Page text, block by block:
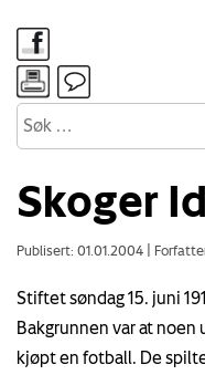
Skoger
Publisert: 01.01.2004
Stiftet søndag 15. juni
Bakgrunnen var at noen
kjøpt en fotball. De